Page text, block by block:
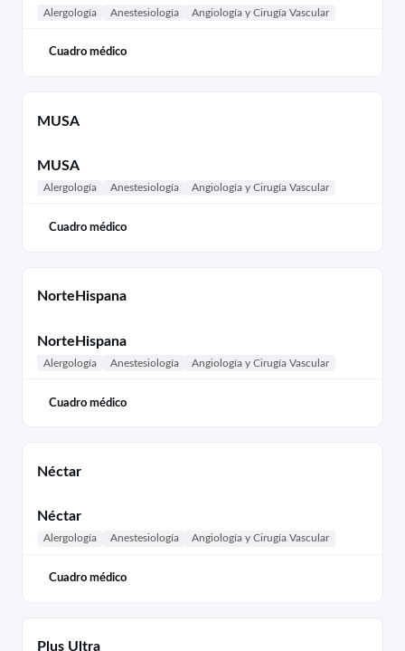
Alergología Anestesiología Angiología y Cirugía Vascular
Cuadro médico
MUSA
MUSA
Alergología Anestesiología Angiología y Cirugía Vascular
Cuadro médico
NorteHispana
NorteHispana
Alergología Anestesiología Angiología y Cirugía Vascular
Cuadro médico
Néctar
Néctar
Alergología Anestesiología Angiología y Cirugía Vascular
Cuadro médico
Plus Ultra